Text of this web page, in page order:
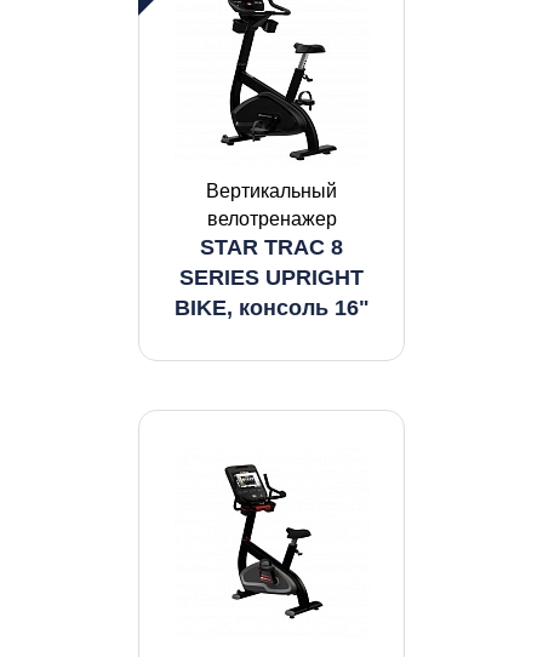
Вертикальный
велотренажер
STAR TRAC 8
SERIES UPRIGHT
BIKE, консоль 16"